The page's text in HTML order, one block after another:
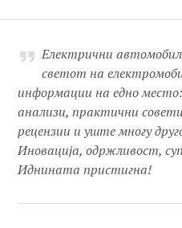
Електрични
светот на
информации на едно
анализи, практични
рецензии и уште многу
Иновација, одржливост,
Иднината пристигна!